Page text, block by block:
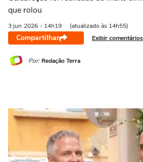
que rolou
3 jun 2026 - 14h19 (atualizado às 14h55)
Compartilhar Exibir comentários
Por: Redação Terra